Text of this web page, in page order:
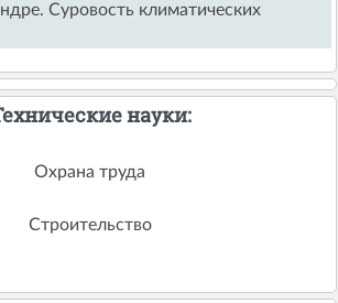
Суровость климатических
науки:
Охрана труда
Строительство